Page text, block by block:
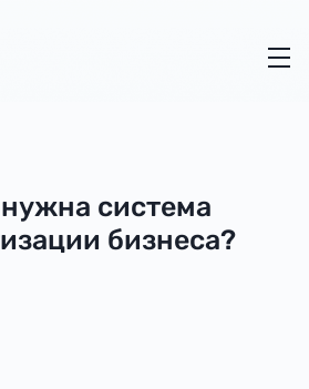
система
бизнеса?